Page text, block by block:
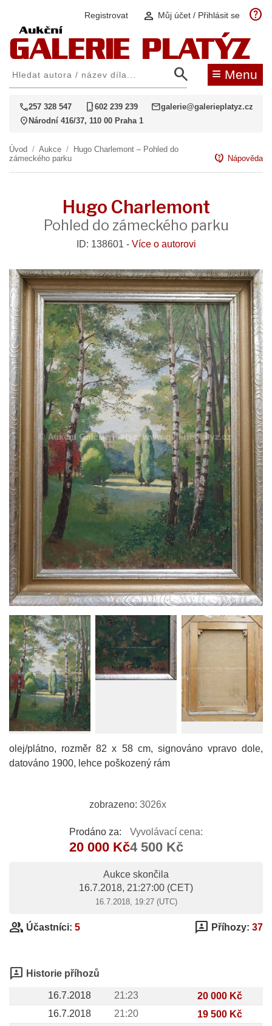
Registrovat person Můj účet / Přihlásit se help
search ≡ Menu
call257 328 547 phone_iphone602 239 239 mailgalerie@galerieplatyz.cz
location_on Národní 416/37, 110 00 Praha 1
Úvod / Aukce /
Hugo Charlemont – Pohled do
zámeckého parku
contact_support Nápověda
Hugo Charlemont
Pohled do zámeckého parku
ID: 138601 - Více o autorovi
olej/plátno, rozměr 82 x 58 cm, signováno vpravo dole,
datováno 1900, lehce poškozený rám
zobrazeno: 3026x
Prodáno za:
20 000 Kč
Vyvolávací cena:
4 500 Kč
Aukce skončila
16.7.2018, 21:27:00 (CET)
16.7.2018, 19:27 (UTC)
group Účastníci: 5 3p Příhozy: 37
3p Historie příhozů
16.7.2018 21:23
20 000 Kč
16.7.2018
21:20
19 500 Kč